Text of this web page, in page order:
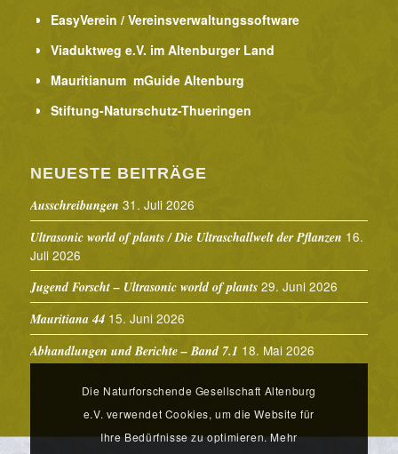
EasyVerein / Vereinsverwaltungssoftware
Viaduktweg e.V. im Altenburger Land
Mauritianum mGuide Altenburg
Stiftung-Naturschutz-Thueringen
NEUESTE BEITRÄGE
Ausschreibungen 31. Juli 2026
Ultrasonic world of plants / Die Ultraschallwelt der Pflanzen 16.
Juli 2026
Jugend Forscht – Ultrasonic world of plants 29. Juni 2026
Mauritiana 44 15. Juni 2026
Abhandlungen und Berichte – Band 7.1 18. Mai 2026
Die Naturforschende Gesellschaft Altenburg
e.V. verwendet Cookies, um die Website für
Ihre Bedürfnisse zu optimieren. Mehr